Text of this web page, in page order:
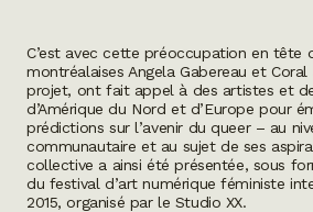
C’est avec cette préoccupation en tête
montréalaises Angela Gabereau et
projet, ont fait appel à des artistes et
d’Amérique du Nord et d’Europe pour
prédictions sur l’avenir du queer – au
communautaire et au sujet de ses
collective a ainsi été présentée, sous
du festival d’art numérique féministe
2015, organisé par le Studio XX.